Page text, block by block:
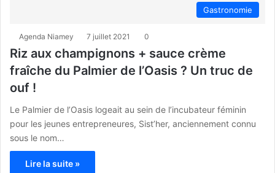
Gastronomie
Agenda Niamey 7 juillet 2021 0
Riz aux champignons + sauce crème
fraîche du Palmier de l’Oasis ? Un truc de
ouf !
Le Palmier de l’Oasis logeait au sein de l’incubateur féminin
pour les jeunes entrepreneures, Sist’her, anciennement connu
sous le nom…
Lire la suite »